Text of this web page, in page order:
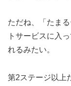
ただね、「たま
トサービスに入
れるみたい。
第2ステージ以上